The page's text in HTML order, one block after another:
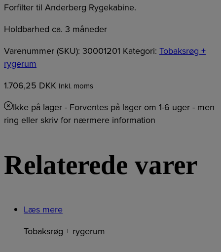
Forfilter til Anderberg Rygekabine.
Holdbarhed ca. 3 måneder
Varenummer (SKU): 30001201 Kategori: Tobaksrøg +
rygerum
1.706,25 DKK Inkl. moms
Ikke på lager- Forventes på lager om 1-6 uger - men
ring eller skriv for nærmere information
Relaterede varer
Læs mere
Tobaksrøg + rygerum